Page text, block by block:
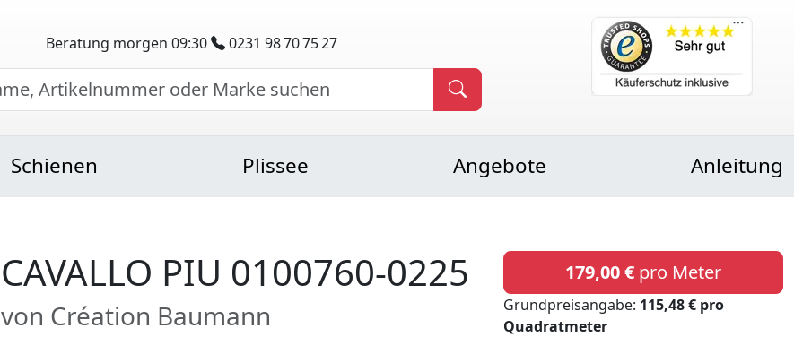
Beratung morgen 09:30 0231 98 70 75 27
Schienen Plissee Angebote Anleitung
CAVALLO PIU 0100760-0225
von Création Baumann
179,00 € pro Meter
Grundpreisangabe: 115,48 € pro
Quadratmeter